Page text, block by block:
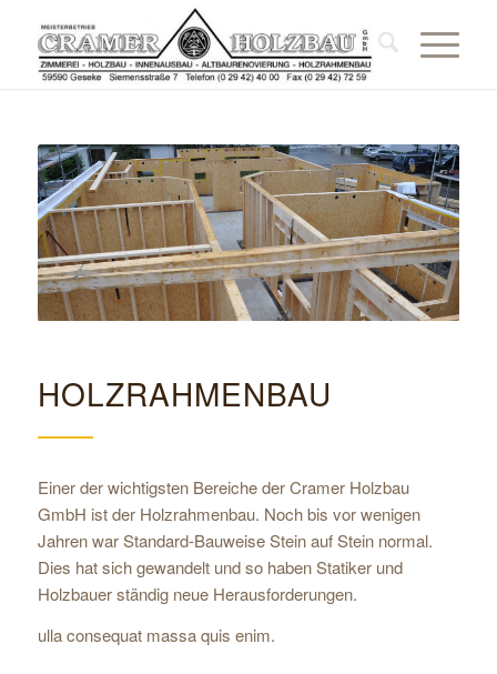
HOLZRAHMENBAU
Einer der wichtigsten Bereiche der Cramer Holzbau
GmbH ist der Holzrahmenbau. Noch bis vor wenigen
Jahren war Standard-Bauweise Stein auf Stein normal.
Dies hat sich gewandelt und so haben Statiker und
Holzbauer ständig neue Herausforderungen.
ulla consequat massa quis enim.